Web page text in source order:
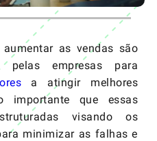
as vendas são
pelas empresas para
a atingir melhores
importante que essas
visando os
minimizar as falhas e